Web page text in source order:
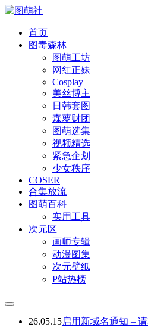
首页
图毒森林
图萌工坊
网红正妹
Cosplay
美丝博主
日韩套图
森萝财团
图萌选集
视频精选
紧急企划
少女秩序
COSER
合集放流
图萌百科
实用工具
次元区
画师专辑
动漫图集
次元壁纸
P站热榜
26.05.15启用新域名通知 –